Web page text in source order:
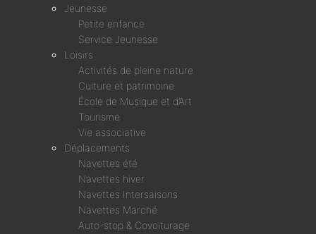
Jeunesse
Petite enfance
Service Jeunesse
Loisirs
Activités de pleine nature
Culture et patrimoine
École de Musique et d’Art
Tourisme
Vie associative
Déplacements
Navettes été
Navettes hiver
Navettes Intersaisons
Navettes Marché
Auto-stop & Covoiturage